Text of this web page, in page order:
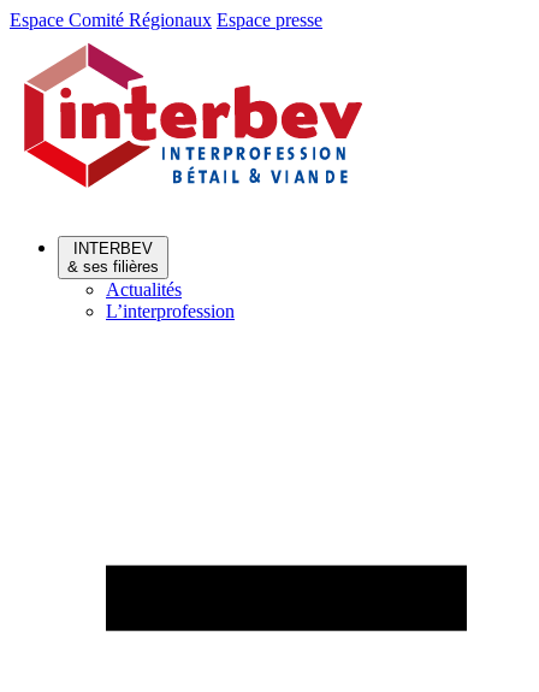
Aller
Aller
contenu
Espace Comité Régionaux Espace presse
INTERBEV
& ses filières
Actualités
L’interprofession